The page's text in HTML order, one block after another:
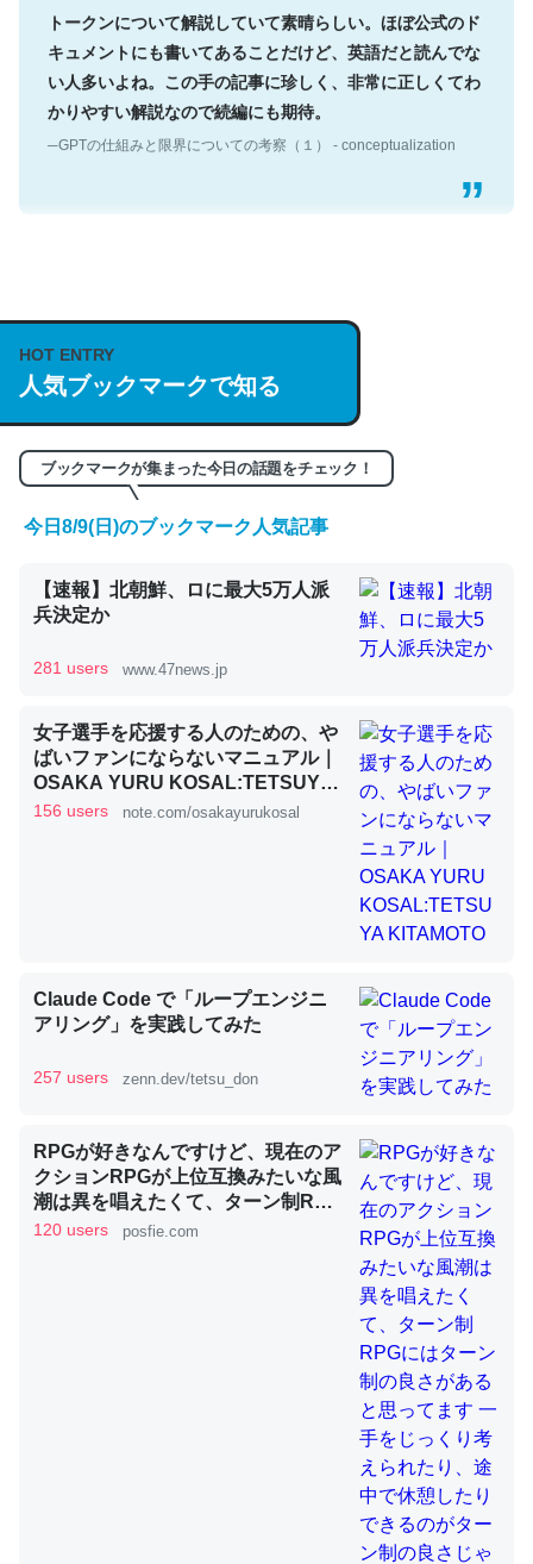
トークンについて解説していて素晴らしい。ほぼ公式のド
キュメントにも書いてあることだけど、英語だと読んでな
い人多いよね。この手の記事に珍しく、非常に正しくてわ
かりやすい解説なので続編にも期待。
https://isobe324649.hatenablog.com/entry/2023/03/27
/064121
くらい。小説でいう「ずっと前の伏線」は回収されないけ
ど、短期記憶というには多い分量。進化すればするほど分
─GPTの仕組みと限界についての考察（１） - conceptualization
昆虫ってカルシウム少ないのか。知らんかった。調べたら
コオロギのカルシウム分はエビの600分の1程度。
─ニュース :: 【研究発表】昆虫学の大問題＝「昆虫はなぜ海にいな
論文では「淡水はカルシウムも酸素も不足してて両方に不
利だから両方が拮抗してるのでは」とあって面白い。海に
ずキチンを強化してる筈だが、酵素が違うのか？
─ニュース :: 【研究発表】昆虫学の大問題＝「昆虫はなぜ海にいな
いのか」に関する新仮説
これを元に考えるとカルシウムを大量に使う脊椎動物と貝
類は苦労してるんだな…。腹足類だと殻を無くしてナメク
HOT ENTRY
人気ブックマークで知る
ブックマークが集まった今日の話題をチェック！
今日8/9(日)のブックマーク人気記事
【速報】北朝鮮、ロに最大5万人派
兵決定か
281 users www.47news.jp
女子選手を応援する人のための、や
ばいファンにならないマニュアル｜
OSAKA YURU KOSAL:TETSUYA
KITAMOTO
156 users note.com/osakayurukosal
Claude Code で「ループエンジニ
アリング」を実践してみた
257 users zenn.dev/tetsu_don
RPGが好きなんですけど、現在のア
クションRPGが上位互換みたいな風
潮は異を唱えたくて、ターン制RPG
にはターン制の良さがあると思って
120 users posfie.com